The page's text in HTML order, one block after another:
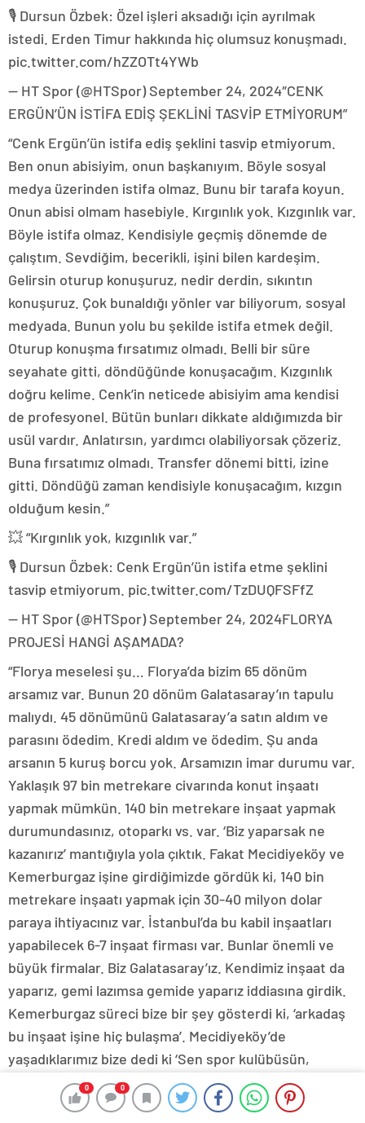
0 0
🎙️ Dursun Özbek: Özel işleri aksadığı için ayrılmak
istedi. Erden Timur hakkında hiç olumsuz konuşmadı.
pic.twitter.com/hZZOTt4YWb
— HT Spor (@HTSpor) September 24, 2024″CENK
ERGÜN’ÜN İSTİFA EDİŞ ŞEKLİNİ TASVİP ETMİYORUM”
“Cenk Ergün’ün istifa ediş şeklini tasvip etmiyorum.
Ben onun abisiyim, onun başkanıyım. Böyle sosyal
medya üzerinden istifa olmaz. Bunu bir tarafa koyun.
Onun abisi olmam hasebiyle. Kırgınlık yok. Kızgınlık var.
Böyle istifa olmaz. Kendisiyle geçmiş dönemde de
çalıştım. Sevdiğim, becerikli, işini bilen kardeşim.
Gelirsin oturup konuşuruz, nedir derdin, sıkıntın
konuşuruz. Çok bunaldığı yönler var biliyorum, sosyal
medyada. Bunun yolu bu şekilde istifa etmek değil.
Oturup konuşma fırsatımız olmadı. Belli bir süre
seyahate gitti, döndüğünde konuşacağım. Kızgınlık
doğru kelime. Cenk’in neticede abisiyim ama kendisi
de profesyonel. Bütün bunları dikkate aldığımızda bir
usül vardır. Anlatırsın, yardımcı olabiliyorsak çözeriz.
Buna fırsatımız olmadı. Transfer dönemi bitti, izine
gitti. Döndüğü zaman kendisiyle konuşacağım, kızgın
olduğum kesin.”
💥 “Kırgınlık yok, kızgınlık var.”
🎙️ Dursun Özbek: Cenk Ergün’ün istifa etme şeklini
tasvip etmiyorum. pic.twitter.com/TzDUQFSFfZ
— HT Spor (@HTSpor) September 24, 2024FLORYA
PROJESİ HANGİ AŞAMADA?
“Florya meselesi şu… Florya’da bizim 65 dönüm
arsamız var. Bunun 20 dönüm Galatasaray’ın tapulu
malıydı. 45 dönümünü Galatasaray’a satın aldım ve
parasını ödedim. Kredi aldım ve ödedim. Şu anda
arsanın 5 kuruş borcu yok. Arsamızın imar durumu var.
Yaklaşık 97 bin metrekare civarında konut inşaatı
yapmak mümkün. 140 bin metrekare inşaat yapmak
durumundasınız, otoparkı vs. var. ‘Biz yaparsak ne
kazanırız’ mantığıyla yola çıktık. Fakat Mecidiyeköy ve
Kemerburgaz işine girdiğimizde gördük ki, 140 bin
metrekare inşaatı yapmak için 30-40 milyon dolar
paraya ihtiyacınız var. İstanbul’da bu kabil inşaatları
yapabilecek 6-7 inşaat firması var. Bunlar önemli ve
büyük firmalar. Biz Galatasaray’ız. Kendimiz inşaat da
yaparız, gemi lazımsa gemide yaparız iddiasına girdik.
Kemerburgaz süreci bize bir şey gösterdi ki, ‘arkadaş
bu inşaat işine hiç bulaşma’. Mecidiyeköy’de
yaşadıklarımız bize dedi ki ‘Sen spor kulübüsün,
kendim yapayım diye soyunma’ diye bu iki proje net
gösterdi. Biz buradan ders aldık. Dursun Özbek ve